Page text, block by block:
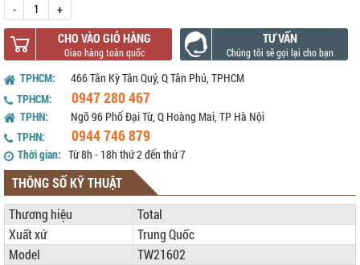
- +
CHO VÀO GIỎ HÀNG TƯ VẤN
TPHCM:
466 Tân Kỳ Tân Quý, Q Tân Phú, TPHCM
TPHCM:
0947 280 467
TPHN:
Ngõ 96 Phố Đại Từ, Q Hoàng Mai, TP Hà Nội
TPHN:
0944 746 879
Thời gian: Từ 8h - 18h thứ 2 đến thứ 7
THÔNG SỐ KỸ THUẬT
Thương hiệu
Total
Xuất xứ
Trung Quốc
Model
TW21602